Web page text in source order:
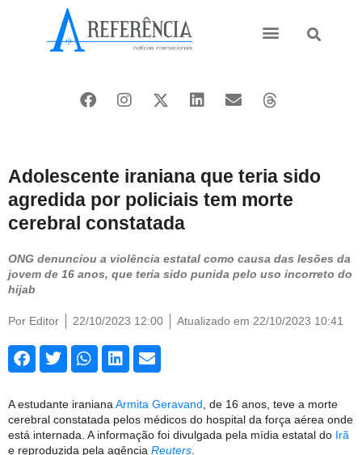
Adolescente iraniana que teria sido
agredida por policiais tem morte
cerebral constatada
ONG denunciou a violência estatal como causa das lesões da
jovem de 16 anos, que teria sido punida pelo uso incorreto do
hijab
Por Editor 22/10/2023 12:00 Atualizado em 22/10/2023 10:41
A estudante iraniana Armita Geravand , de 16 anos, teve a morte
cerebral constatada pelos médicos do hospital da força aérea onde
está internada. A informação foi divulgada pela mídia estatal do Irã
e reproduzida pela agência Reuters